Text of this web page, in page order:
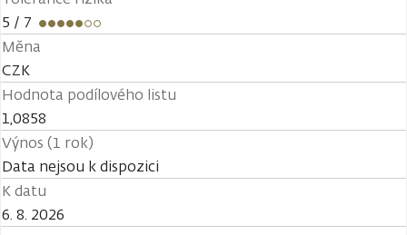
5 / 7
Měna
CZK
Hodnota podílového listu
1,0858
Výnos (1 rok)
Data nejsou k dispozici
K datu
6. 8. 2026